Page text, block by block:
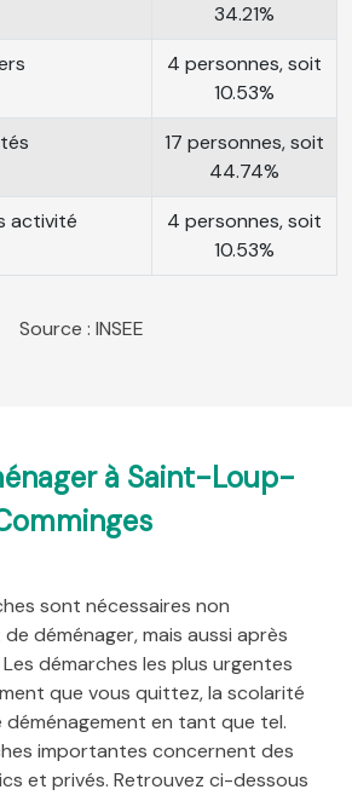
34.21%
4 personnes, soit
10.53%
17 personnes, soit
44.74%
activité
4 personnes, soit
10.53%
Source : INSEE
à Saint-Loup-
sont nécessaires non
déménager, mais aussi après
démarches les plus urgentes
que vous quittez, la scolarité
en tant que tel.
importantes concernent des
et privés. Retrouvez ci-dessous